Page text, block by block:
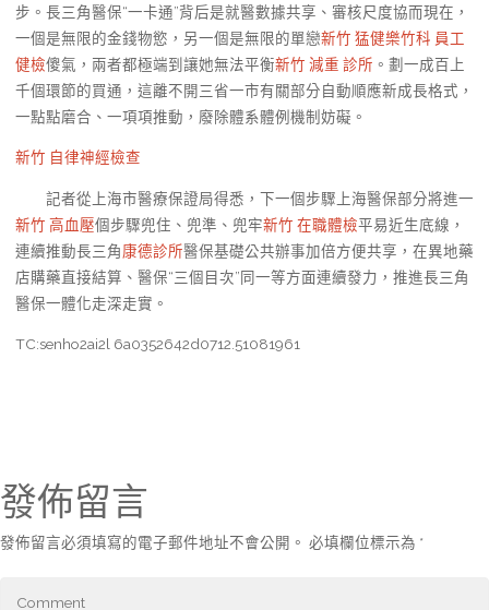
步。長三角醫保“一卡通”背后是就醫數據共享、審核尺度協而現在，
一個是無限的金錢物慾，另一個是無限的單戀新竹 猛健樂竹科 員工
健檢傻氣，兩者都極端到讓她無法平衡新竹 減重 診所 。劃一成百上
千個環節的買通，這離不開三省一市有關部分自動順應新成長格式，
一點點磨合、一項項推動，廢除體系體例機制妨礙。
新竹 自律神經檢查
記者從上海市醫療保證局得悉，下一個步驟上海醫保部分將進一
新竹 高血壓個步驟兜住、兜準、兜牢新竹 在職體檢平易近生底線，
連續推動長三角康德診所醫保基礎公共辦事加倍方便共享，在異地藥
店購藥直接結算、醫保“三個目次”同一等方面連續發力，推進長三角
醫保一體化走深走實。
TC:senho2ai2l 6a0352642d0712.51081961
發佈留言
發佈留言必須填寫的電子郵件地址不會公開。 必填欄位標示為 *